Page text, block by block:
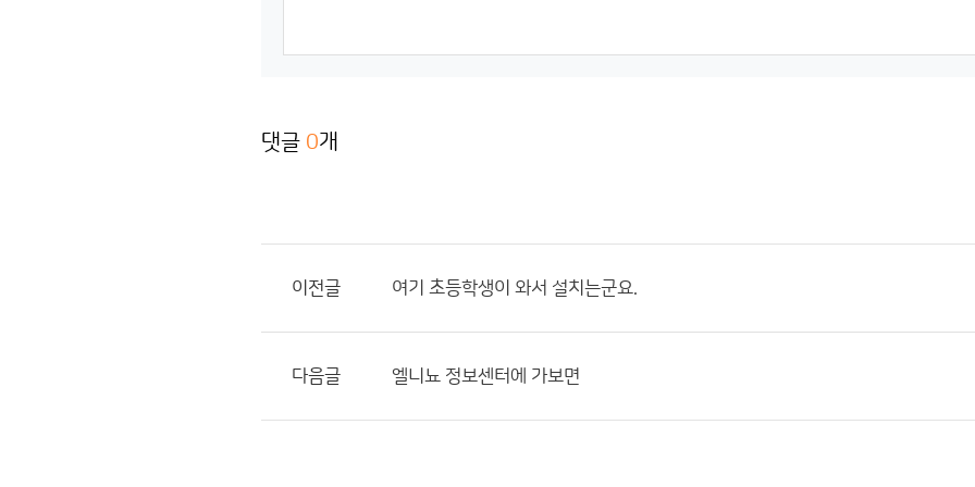
댓글 0개
이전글 여기 초등학생이 와서 설치는군요.
다음글 엘니뇨 정보센터에 가보면